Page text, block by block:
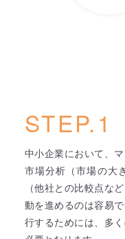
STEP.1
中小企業において、
市場分析（市場の大
（他社との比較点な
動を進めるのは容易
行するためには、多